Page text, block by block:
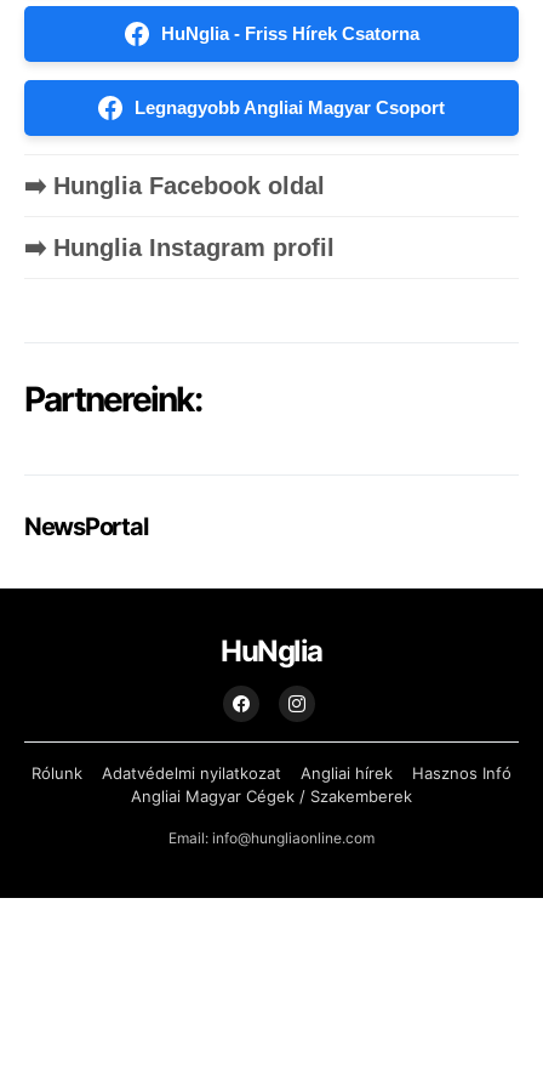
HuNglia - Friss Hírek Csatorna
Legnagyobb Angliai Magyar Csoport
➡️ Hunglia Facebook oldal
➡️ Hunglia Instagram profil
Partnereink:
NewsPortal
HuNglia
Rólunk Adatvédelmi nyilatkozat Angliai hírek
Hasznos Infó
Angliai Magyar Cégek / Szakemberek
Email: info@hungliaonline.com